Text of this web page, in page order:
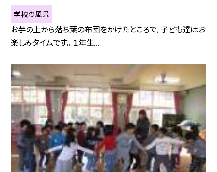
学校の風景
お芋の上から落ち葉の布団をかけたところで，子ども達はお
楽しみタイムです。 １年生...